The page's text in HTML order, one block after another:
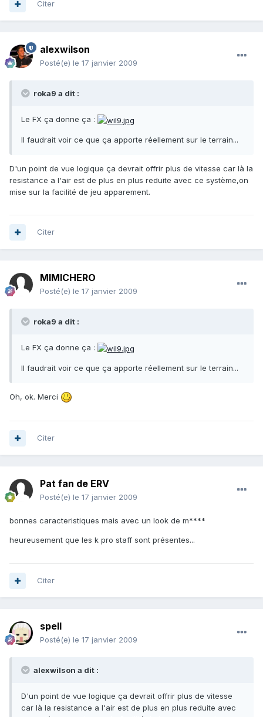
Citer
alexwilson
Posté(e) le 17 janvier 2009
roka9 a dit :
Le FX ça donne ça :
Il faudrait voir ce que ça apporte réellement sur le terrain...
D'un point de vue logique ça devrait offrir plus de vitesse car là la
resistance a l'air est de plus en plus reduite avec ce système,on
mise sur la facilité de jeu apparement.
Citer
MIMICHERO
Posté(e) le 17 janvier 2009
roka9 a dit :
Le FX ça donne ça :
Il faudrait voir ce que ça apporte réellement sur le terrain...
Oh, ok. Merci
Citer
Pat fan de ERV
Posté(e) le 17 janvier 2009
bonnes caracteristiques mais avec un look de m****
heureusement que les k pro staff sont présentes...
Citer
spell
Posté(e) le 17 janvier 2009
alexwilson a dit :
D'un point de vue logique ça devrait offrir plus de vitesse
car là la resistance a l'air est de plus en plus reduite avec